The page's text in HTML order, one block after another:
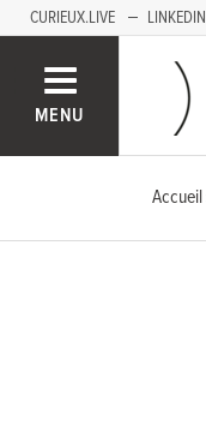
CURIEUX.LIVE LINKEDIN
MENU
Accueil